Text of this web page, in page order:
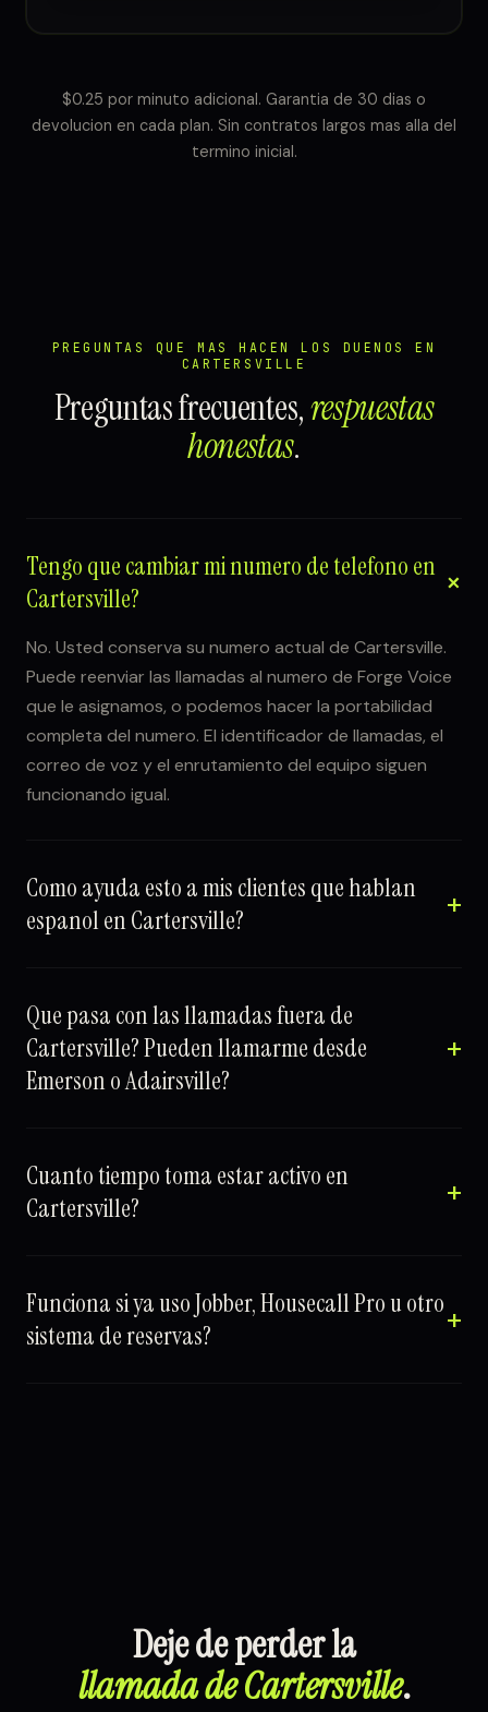
$0.25 por minuto adicional. Garantia de 30 dias o
devolucion en cada plan. Sin contratos largos mas alla del
termino inicial.
PREGUNTAS QUE MAS HACEN LOS DUENOS EN
CARTERSVILLE
Preguntas frecuentes,respuestas
honestas.
Tengo que cambiar mi numero de telefono en
Cartersville?
No. Usted conserva su numero actual de Cartersville.
Puede reenviar las llamadas al numero de Forge Voice
que le asignamos, o podemos hacer la portabilidad
completa del numero. El identificador de llamadas, el
correo de voz y el enrutamiento del equipo siguen
funcionando igual.
Como ayuda esto a mis clientes que hablan
espanol en Cartersville?
Que pasa con las llamadas fuera de
Cartersville? Pueden llamarme desde
Emerson o Adairsville?
Cuanto tiempo toma estar activo en
Cartersville?
Funciona si ya uso Jobber, Housecall Pro u otro
sistema de reservas?
Deje de perder la
llamada de Cartersville.